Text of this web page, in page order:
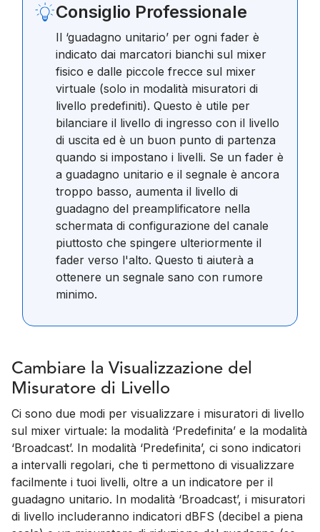
Consiglio Professionale
Il ‘guadagno unitario’ per ogni fader è
indicato dai marcatori bianchi sul mixer
fisico e dalle piccole frecce sul mixer
virtuale (solo in modalità misuratori di
livello predefiniti). Questo è utile per
bilanciare il livello di ingresso con il livello
di uscita ed è un buon punto di partenza
quando si impostano i livelli. Se un fader è
a guadagno unitario e il segnale è ancora
troppo basso, aumenta il livello di
guadagno del preamplificatore nella
schermata di configurazione del canale
piuttosto che spingere ulteriormente il
fader verso l'alto. Questo ti aiuterà a
ottenere un segnale sano con rumore
minimo.
Cambiare la Visualizzazione del
Misuratore di Livello
Ci sono due modi per visualizzare i misuratori di livello
sul mixer virtuale: la modalità ‘Predefinita’ e la modalità
‘Broadcast’. In modalità ‘Predefinita’, ci sono indicatori
a intervalli regolari, che ti permettono di visualizzare
facilmente i tuoi livelli, oltre a un indicatore per il
guadagno unitario. In modalità ‘Broadcast’, i misuratori
di livello includeranno indicatori dBFS (decibel a piena